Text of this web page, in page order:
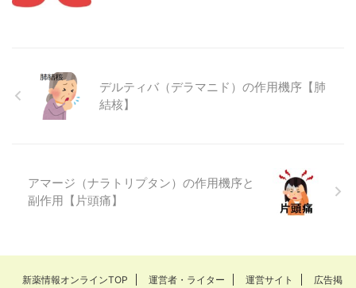
デルティバ（デラマニド）の作用機序【肺
結核】
アマージ（ナラトリプタン）の作用機序と
副作用【片頭痛】
新薬情報オンラインTOP 運営者・ライター 運営サイト
広告掲